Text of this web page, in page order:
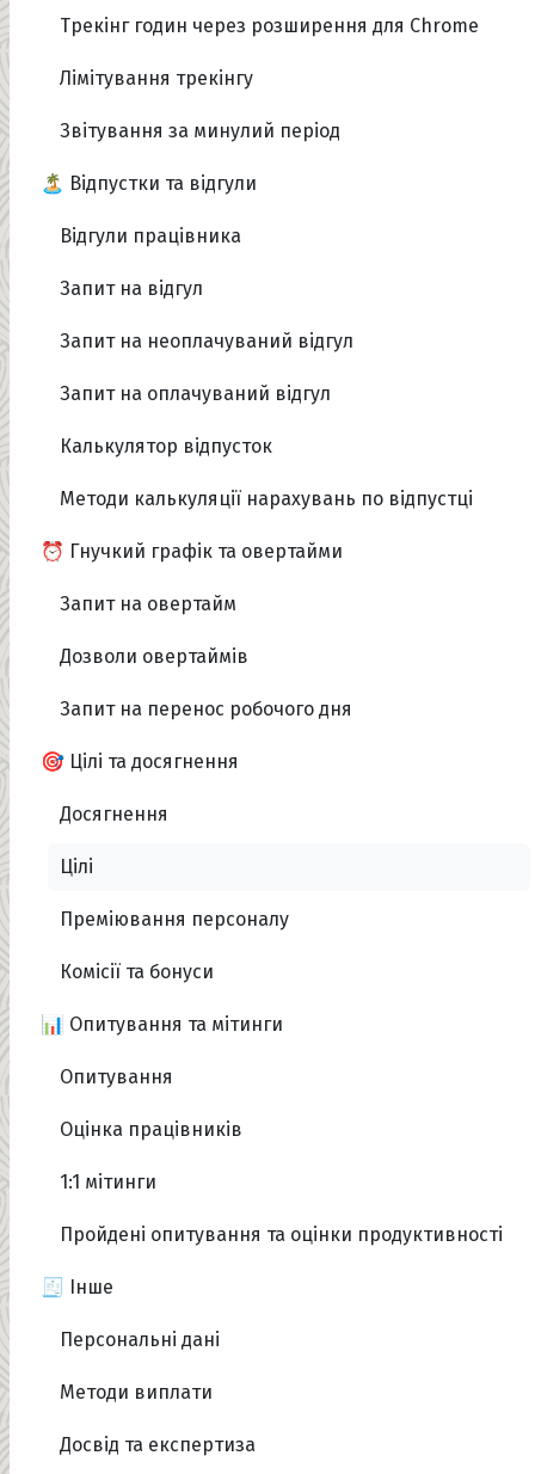
Трекінг годин через розширення для Chrome
Лімітування трекінгу
Звітування за минулий період
🏝️ Відпустки та відгули
Відгули працівника
Запит на відгул
Запит на неоплачуваний відгул
Запит на оплачуваний відгул
Калькулятор відпусток
Методи калькуляції нарахувань по відпустці
⏰ Гнучкий графік та овертайми
Запит на овертайм
Дозволи овертаймів
Запит на перенос робочого дня
🎯 Цілі та досягнення
Досягнення
Цілі
Преміювання персоналу
Комісії та бонуси
📊 Опитування та мітинги
Опитування
Оцінка працівників
1:1 мітинги
Пройдені опитування та оцінки продуктивності
🧾 Інше
Персональні дані
Методи виплати
Досвід та експертиза